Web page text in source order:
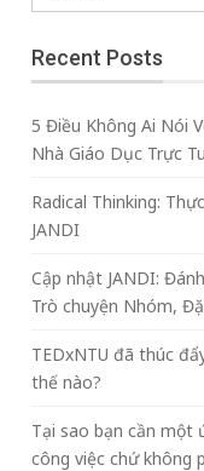
Recent Posts
5 Điều Không Ai Nói
Nhà Giáo Dục Trực
Radical Thinking:
JANDI
Cập nhật JANDI:
Trò chuyện Nhóm,
TEDxNTU đã thúc
thế nào?
Tại sao bạn cần một
công việc chứ không